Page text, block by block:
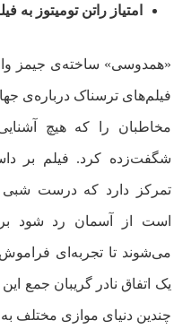
امتیاز راتن تومیتوز به
«همدوسی» ساخته‌ی جیمز
فیلم‌های ترسناک درباره‌ی
مخاطبان را که هیچ
شگفت‌زده کرد. فیلم بر
تمرکز دارد که درست شبی
است از آسمان رد شود
می‌شوند تا تجربه‌ای
یک اتفاق نادر گریبان جمع
چندین دنیای موازی مختلف به